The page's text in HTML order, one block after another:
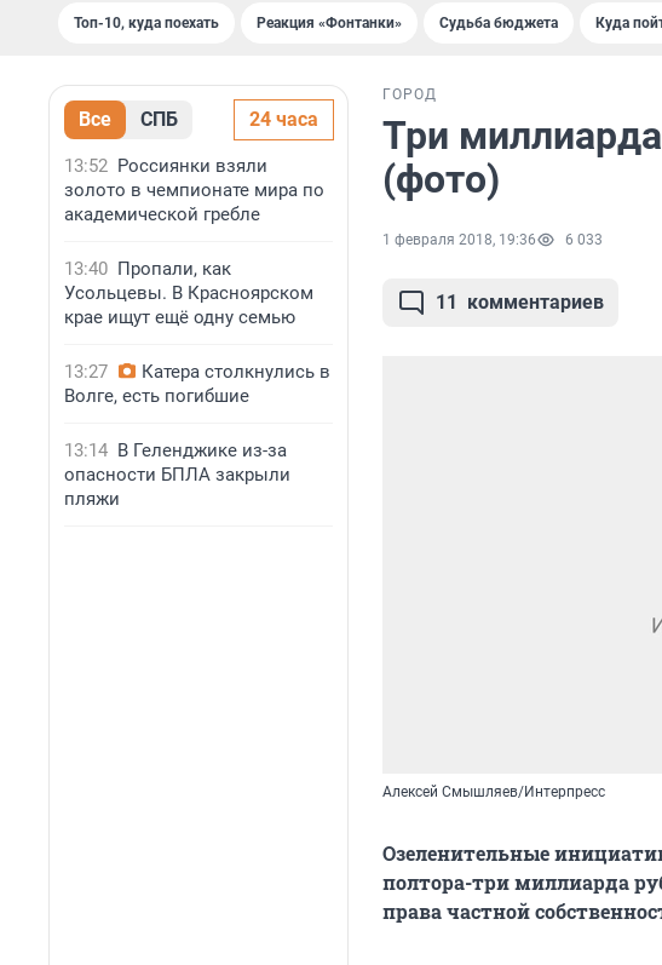
Топ-10, куда поехать Реакция «Фонтанки» Судьба бюджета Куда
Все СПБ 24 часа
13:52 Россиянки взяли
золото в чемпионате мира по
академической гребле
13:40 Пропали, как
Усольцевы. В Красноярском
крае ищут ещё одну семью
13:27
Катера столкнулись в
Волге, есть погибшие
13:14 В Геленджике из-за
опасности БПЛА закрыли
пляжи
ГОРОД
Три
(фото)
1 февраля 2018, 19:36 6 033
11 комментариев
Алексей Смышляев/Интерпресс
Озеленительные
полтора-три миллиарда
права частной